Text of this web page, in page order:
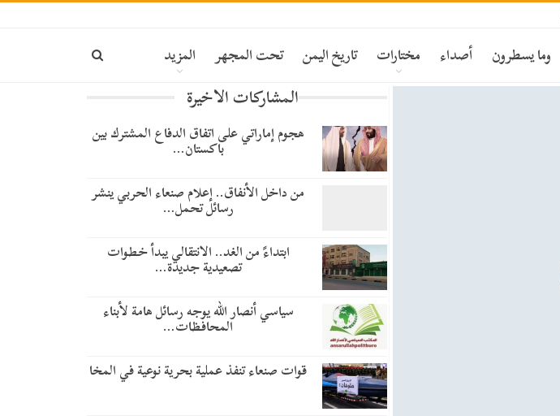
وما يسطرون أصداء مختارات تاريخ اليمن تحت المجهر المزيد
المشاركات الاخيرة
هجوم إماراتي على اتفاق الدفاع المشترك بين
باكستان…
من داخل الأنفاق.. إعلام صنعاء الحربي ينشر
رسائل تحمل…
​ابتداءً من الغد.. الانتقالي يبدأ خطوات
تصعيدية جديدة…
سياسي أنصار الله يوجه رسائل هامة لأبناء
المحافظات…
قوات صنعاء تنفذ عملية بحرية نوعية في المخا